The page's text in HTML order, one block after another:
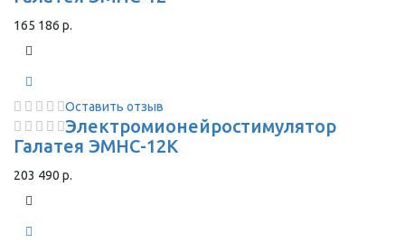
165 186 р.
Оставить отзыв
Электромионейростимулятор
Галатея ЭМНС-12К
203 490 р.